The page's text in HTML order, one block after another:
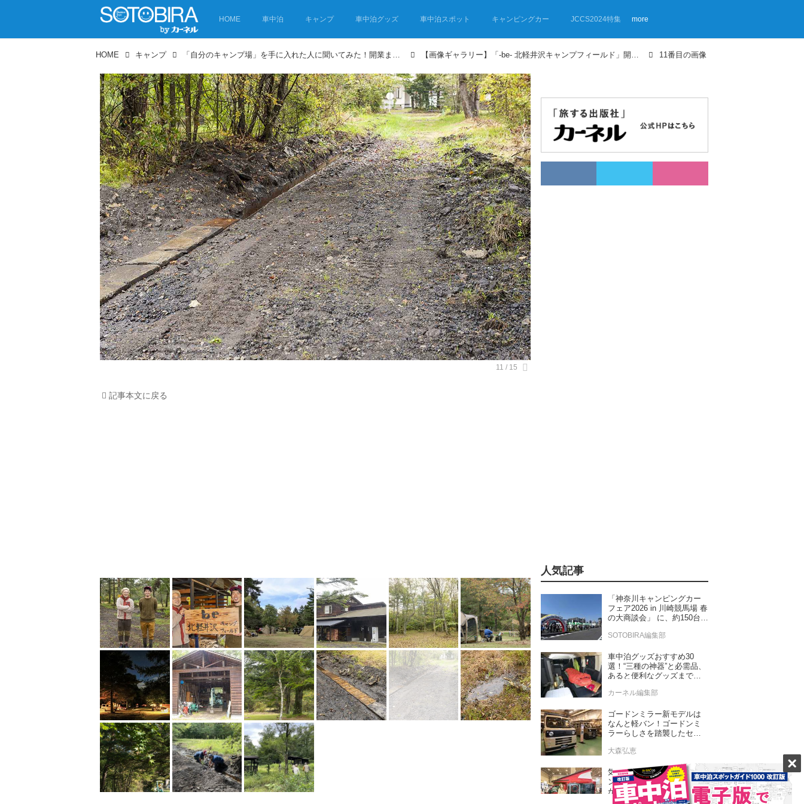
HOME 車中泊 キャンプ 車中泊グッズ 車中泊スポット キャンピングカー JCCS2024特集 more
HOME キャンプ 「自分のキャンプ場」を手に入れた人に聞いてみた！開業までの道のりとキャンプ場のつくり方 【画像ギャラリー】「-be- 北軽井沢キャンプフィールド」開業までの道のりとキャンプ場のつくり方 11番目の画像
記事本文に戻る
人気記事
「神奈川キャンピングカー
フェア2026 in 川崎競馬場 春
の大商談会」 に、約150台の
SOTOBIRA編集部
車中泊グッズおすすめ30
選！“三種の神器”と必需品、
あると便利なグッズまで車
カーネル編集部
ゴードンミラー新モデルは
なんと軽バン！ゴードンミ
ラーらしさを踏襲したセン
売！
大森弘恵
気が利いてる～！最新キャ
ンピングカーを車中泊女子
がレビュー！ 2024年新型モ
デル4台をチェック